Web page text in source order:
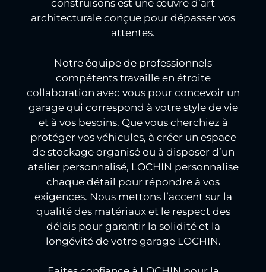
construisons est une œuvre d’art
architecturale conçue pour dépasser vos
attentes.
Notre équipe de professionnels
compétents travaille en étroite
collaboration avec vous pour concevoir un
garage qui correspond à votre style de vie
et à vos besoins. Que vous cherchiez à
protéger vos véhicules, à créer un espace
de stockage organisé ou à disposer d’un
atelier personnalisé, LOCHIN personnalise
chaque détail pour répondre à vos
exigences. Nous mettons l’accent sur la
qualité des matériaux et le respect des
délais pour garantir la solidité et la
longévité de votre garage LOCHIN.